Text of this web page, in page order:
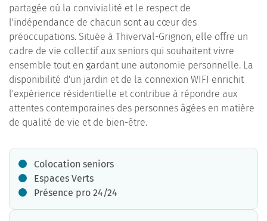
partagée où la convivialité et le respect de
l'indépendance de chacun sont au cœur des
préoccupations. Située à Thiverval-Grignon, elle offre un
cadre de vie collectif aux seniors qui souhaitent vivre
ensemble tout en gardant une autonomie personnelle. La
disponibilité d'un jardin et de la connexion WIFI enrichit
l'expérience résidentielle et contribue à répondre aux
attentes contemporaines des personnes âgées en matière
de qualité de vie et de bien-être.
Colocation seniors
Espaces Verts
Présence pro 24/24